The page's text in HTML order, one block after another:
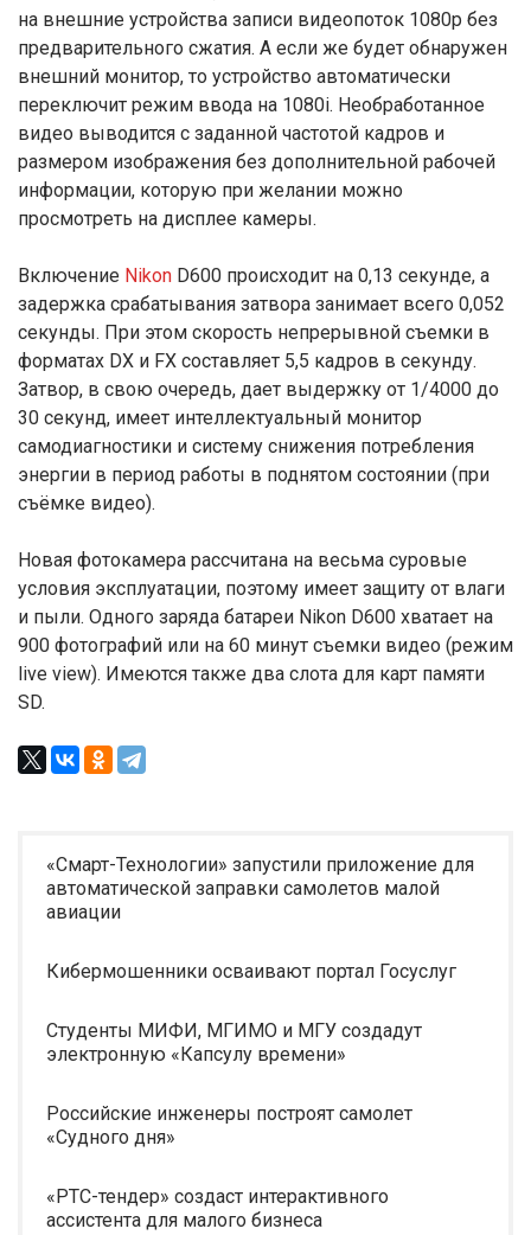
на внешние устройства записи видеопоток 1080р без
предварительного сжатия. А если же будет обнаружен
внешний монитор, то устройство автоматически
переключит режим ввода на 1080i. Необработанное
видео выводится с заданной частотой кадров и
размером изображения без дополнительной рабочей
информации, которую при желании можно
просмотреть на дисплее камеры.
Включение Nikon D600 происходит на 0,13 секунде, а
задержка срабатывания затвора занимает всего 0,052
секунды. При этом скорость непрерывной съемки в
форматах DX и FX составляет 5,5 кадров в секунду.
Затвор, в свою очередь, дает выдержку от 1/4000 до
30 секунд, имеет интеллектуальный монитор
самодиагностики и систему снижения потребления
энергии в период работы в поднятом состоянии (при
съёмке видео).
Новая фотокамера рассчитана на весьма суровые
условия эксплуатации, поэтому имеет защиту от влаги
и пыли. Одного заряда батареи Nikon D600 хватает на
900 фотографий или на 60 минут съемки видео (режим
live view). Имеются также два слота для карт памяти
SD.
«Смарт-Технологии» запустили приложение для
автоматической заправки самолетов малой
авиации
Кибермошенники осваивают портал Госуслуг
Студенты МИФИ, МГИМО и МГУ создадут
электронную «Капсулу времени»
Российские инженеры построят самолет
«Судного дня»
«РТС-тендер» создаст интерактивного
ассистента для малого бизнеса